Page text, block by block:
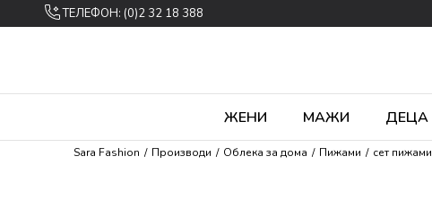
ТЕЛЕФОН: (0)2 32 18 388
ЖЕНИ МАЖИ ДЕЦА
Sara Fashion Производи Облека за дома Пижами сет пижами